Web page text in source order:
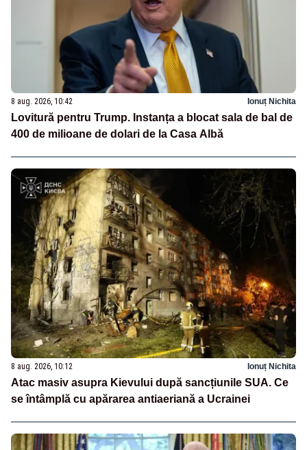
8 aug. 2026, 10:42 Ionuț Nichita
Lovitură pentru Trump. Instanța a blocat sala de bal de
400 de milioane de dolari de la Casa Albă
8 aug. 2026, 10:12 Ionuț Nichita
Atac masiv asupra Kievului după sancțiunile SUA. Ce
se întâmplă cu apărarea antiaeriană a Ucrainei